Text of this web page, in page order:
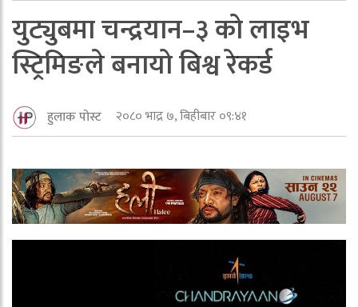
युट्युबमा चन्द्रयान–३ को लाइभ
स्ट्रिमिङले बनायो बिश्व रेकर्ड
हुलाक पोस्ट २०८० भाद्र ७, बिहीबार ०९:४१